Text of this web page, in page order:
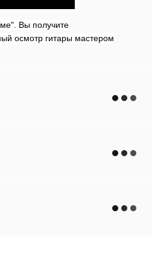
Вы получите
осмотр гитары мастером